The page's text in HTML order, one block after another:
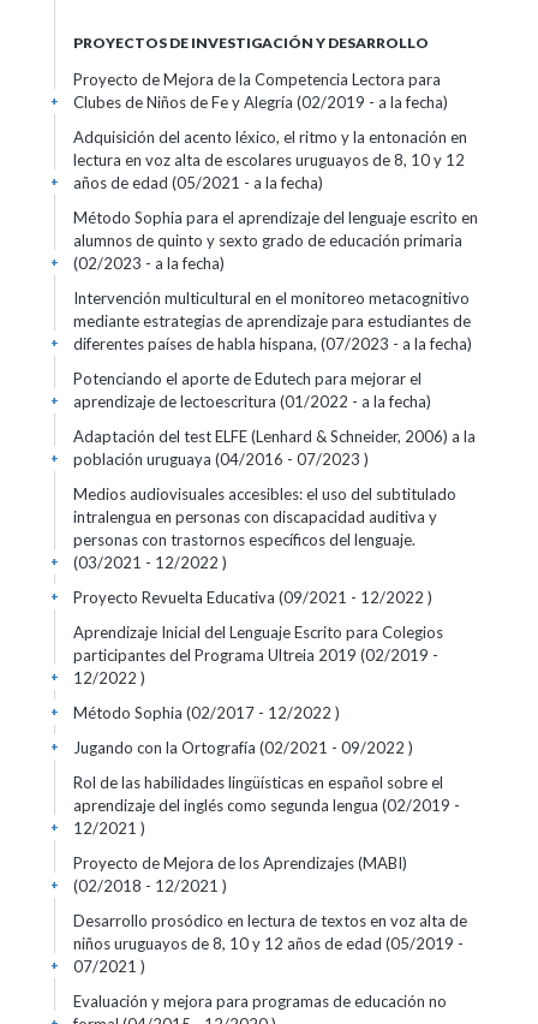
PROYECTOS DE INVESTIGACIÓN Y DESARROLLO
Proyecto de Mejora de la Competencia Lectora para
Clubes de Niños de Fe y Alegría (02/2019 - a la fecha)
+
Adquisición del acento léxico, el ritmo y la entonación en
lectura en voz alta de escolares uruguayos de 8, 10 y 12
años de edad (05/2021 - a la fecha)
+
Método Sophia para el aprendizaje del lenguaje escrito en
alumnos de quinto y sexto grado de educación primaria
(02/2023 - a la fecha)
+
Intervención multicultural en el monitoreo metacognitivo
mediante estrategias de aprendizaje para estudiantes de
diferentes países de habla hispana, (07/2023 - a la fecha)
+
Potenciando el aporte de Edutech para mejorar el
aprendizaje de lectoescritura (01/2022 - a la fecha)
+
Adaptación del test ELFE (Lenhard & Schneider, 2006) a la
población uruguaya (04/2016 - 07/2023 )
+
Medios audiovisuales accesibles: el uso del subtitulado
intralengua en personas con discapacidad auditiva y
personas con trastornos específicos del lenguaje.
(03/2021 - 12/2022 )
+
Proyecto Revuelta Educativa (09/2021 - 12/2022 )
+
Aprendizaje Inicial del Lenguaje Escrito para Colegios
participantes del Programa Ultreia 2019 (02/2019 -
12/2022 )
+
Método Sophia (02/2017 - 12/2022 )
+
Jugando con la Ortografía (02/2021 - 09/2022 )
+
Rol de las habilidades lingüísticas en español sobre el
aprendizaje del inglés como segunda lengua (02/2019 -
12/2021 )
+
Proyecto de Mejora de los Aprendizajes (MABI)
(02/2018 - 12/2021 )
+
Desarrollo prosódico en lectura de textos en voz alta de
niños uruguayos de 8, 10 y 12 años de edad (05/2019 -
07/2021 )
+
Evaluación y mejora para programas de educación no